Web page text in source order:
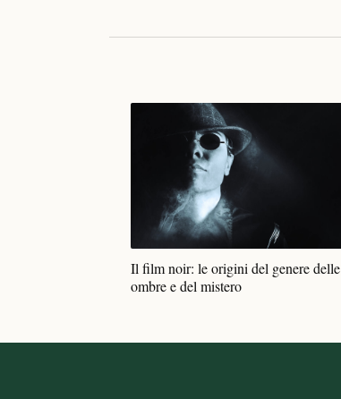
Il film noir: le origini del genere delle
ombre e del mistero